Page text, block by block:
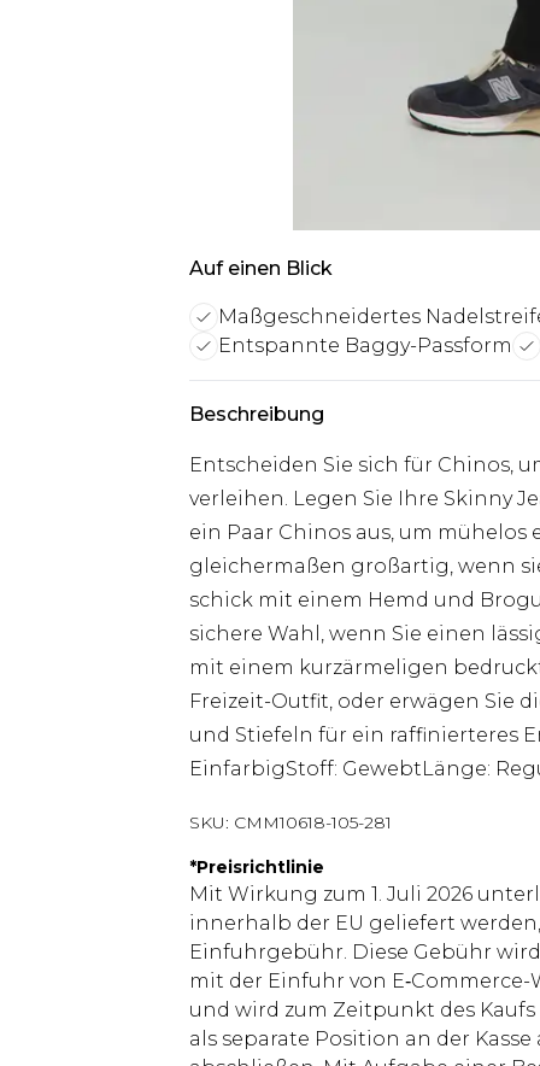
Auf einen Blick
Maßgeschneidertes
Entspannte Baggy-Passform
Beschreibung
Entscheiden Sie sich für Chinos,
verleihen. Legen Sie Ihre Skinny
ein Paar Chinos aus, um
gleichermaßen großartig, wenn
schick mit einem Hemd und
sichere Wahl, wenn Sie einen
mit einem kurzärmeligen
Freizeit-Outfit, oder erwägen Sie
und Stiefeln für ein raffinierteres
EinfarbigStoff: GewebtLänge:
SKU: CMM10618-105-281
*Preisrichtlinie
Mit Wirkung zum 1. Juli 2026
innerhalb der EU geliefert
Einfuhrgebühr. Diese Gebühr
mit der Einfuhr von
und wird zum Zeitpunkt des
als separate Position an der